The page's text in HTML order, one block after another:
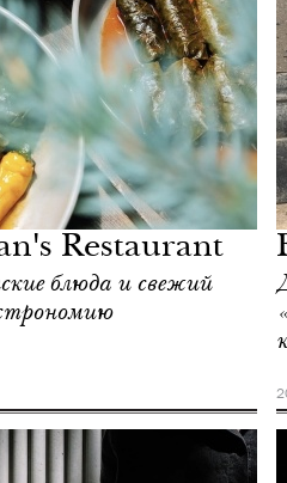
Restaurant
блюда и свежий